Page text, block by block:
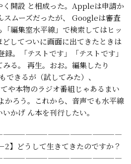
く開設 と相成った。Appleは申請か
ムーズだったが、
Googleは審査
編集室水平線」で検索してはヒッ
どしてついに画面に出てきたときは
録。「テストです」「テストです」
る。
再生。おお。編集したり
きるが（試してみた）、
や本物のラジオ番組じゃあるまい
かろう。これから、音声でも水平線
いかげ ん本を刊行したい。
2】どうして生きてきたのですか？